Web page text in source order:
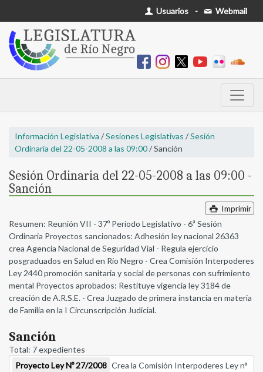
Usuarios - Webmail
Información Legislativa /Sesiones Legislativas /Sesión
Ordinaria del 22-05-2008 a las 09:00/ Sanción
Sesión Ordinaria del 22-05-2008 a las 09:00 -
Sanción
Imprimir
Resumen: Reunión VII - 37º Período Legislativo - 6ª Sesión
Ordinaria Proyectos sancionados: Adhesión ley nacional 26363
crea Agencia Nacional de Seguridad Vial - Regula ejercicio
posgraduados en Salud en Río Negro - Crea Comisión Interpoderes
Ley 2440 promoción sanitaria y social de personas con sufrimiento
mental Proyectos aprobados: Restituye vigencia ley 3184 de
creación de A.R.S.E. - Crea Juzgado de primera instancia en materia
de Familia en la I Circunscripción Judicial.
Sanción
Total: 7 expedientes
Proyecto Ley Nº 27/2008 Crea la Comisión Interpoderes Ley n°